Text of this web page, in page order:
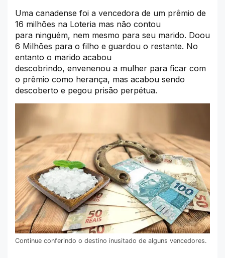
Uma canadense foi a vencedora de um prêmio de
16 milhões na Loteria mas não contou
para ninguém, nem mesmo para seu marido. Doou
6 Milhões para o filho e guardou o restante. No
entanto o marido acabou
descobrindo, envenenou a mulher para ficar com
o prêmio como herança, mas acabou sendo
descoberto e pegou prisão perpétua.
Continue conferindo o destino inusitado de alguns vencedores.